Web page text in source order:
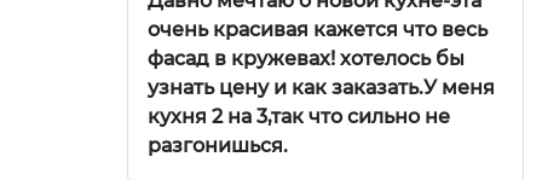
очень красивая кажется что весь
фасад в кружевах! хотелось бы
узнать цену и как заказать.У меня
кухня 2 на 3,так что сильно не
разгонишься.